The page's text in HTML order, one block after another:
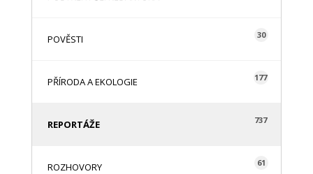
POVĚSTI 30
PŘÍRODA A EKOLOGIE 177
REPORTÁŽE 737
ROZHOVORY 61